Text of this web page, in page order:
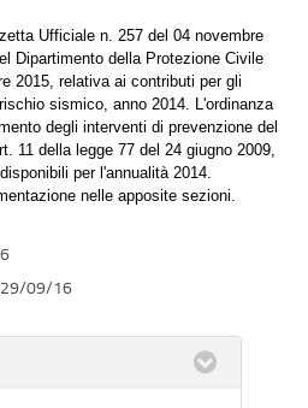
Ufficiale n. 257 del 04 novembre
Dipartimento della Protezione Civile
2015, relativa ai contributi per gli
sismico, anno 2014. L'ordinanza
degli interventi di prevenzione del
11 della legge 77 del 24 giugno 2009,
per l'annualità 2014.
nelle apposite sezioni.
29/09/16